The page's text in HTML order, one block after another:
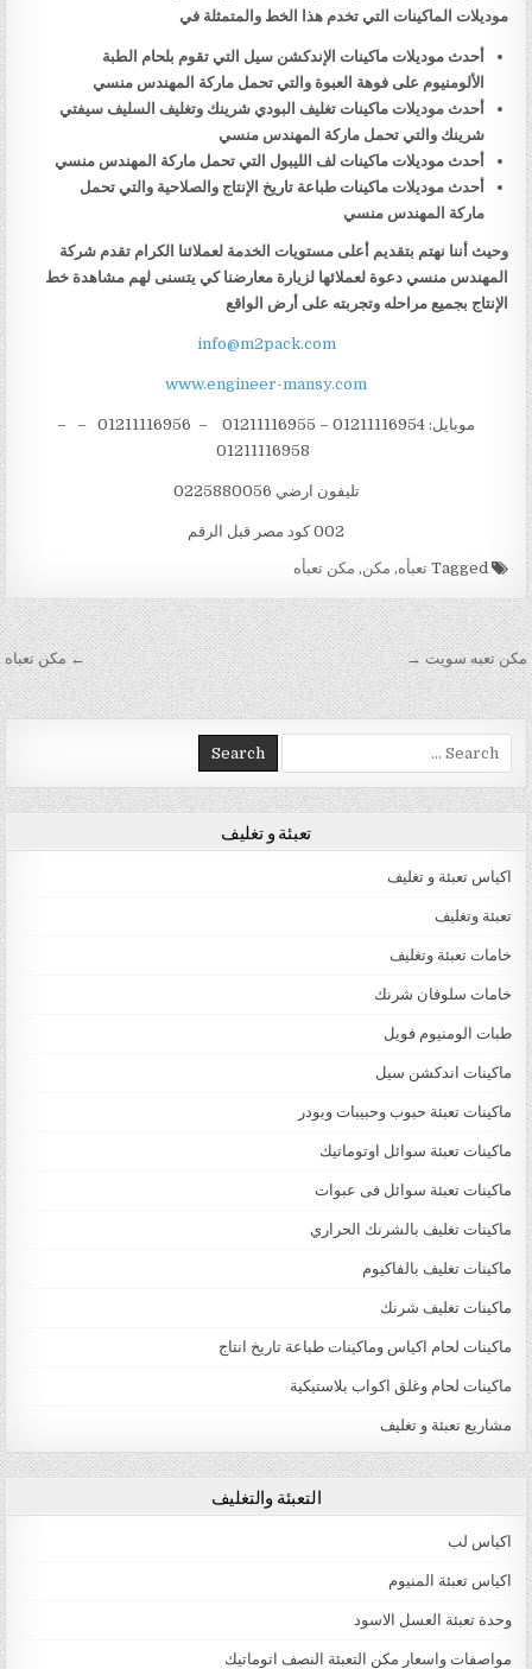
موديلات الماكينات التي تخدم هذا الخط والمتمثلة في
أحدث موديلات ماكينات الإندكشن سيل التي تقوم بلحام الطبة
الألومنيوم على فوهة العبوة والتي تحمل ماركة المهندس منسي
أحدث موديلات ماكينات تغليف البودي شرينك وتغليف السليف سيفتي
شرينك والتي تحمل ماركة المهندس منسي
أحدث موديلات ماكينات لف الليبول التي تحمل ماركة المهندس منسي
أحدث موديلات ماكينات طباعة تاريخ الإنتاج والصلاحية والتي تحمل
ماركة المهندس منسي
وحيث أننا نهتم بتقديم أعلى مستويات الخدمة لعملائنا الكرام تقدم شركة
المهندس منسي دعوة لعملائها لزيارة معارضنا كي يتسنى لهم مشاهدة خط
الإنتاج بجميع مراحله وتجربته على أرض الواقع
info@m2pack.com
www.engineer-mansy.com
موبايل: 01211116954 – 01211116955 – 01211116956 – –
تليفون ارضي 0225880056
002 كود مصر قبل الرقم
Tagged تعبأه, مكن, مكن تعبأه
تصفّح المقالات ← مكن تعباه مكن تعبه سويت →
Search for:
تعبئة و تغليف
اكياس تعبئة و تغليف
تعبئة وتغليف
خامات تعبئة وتغليف
خامات سلوفان شرنك
طبات الومنيوم فويل
ماكينات اندكشن سيل
ماكينات تعبئة حبوب وحبيبات وبودر
ماكينات تعبئة سوائل اوتوماتيك
ماكينات تعبئة سوائل فى عبوات
ماكينات تغليف بالشرنك الحراري
ماكينات تغليف بالفاكيوم
ماكينات تغليف شرنك
ماكينات لحام اكياس وماكينات طباعة تاريخ انتاج
ماكينات لحام وغلق اكواب بلاستيكية
مشاريع تعبئة و تغليف
التعبئة والتغليف
اكياس لب
اكياس تعبئة المنيوم
وحدة تعبئة العسل الاسود
مواصفات واسعار مكن التعبئة النصف اتوماتيك